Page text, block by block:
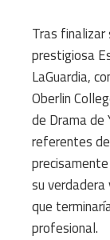
Tras finalizar
prestigiosa
LaGuardia,
Oberlin
de Drama de
referentes
su verdadera
que
profesional.